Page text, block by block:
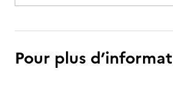
Pour plus